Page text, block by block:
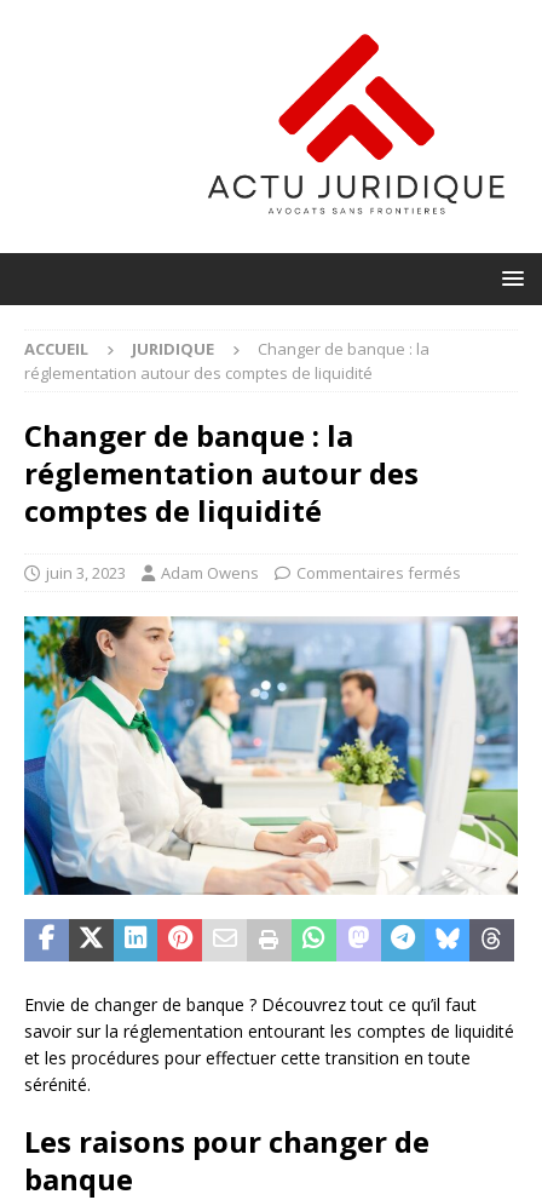
ACCUEIL JURIDIQUE
Changer de banque : la
réglementation autour des comptes de liquidité
Changer de banque : la
réglementation autour des
comptes de liquidité
juin 3, 2023 Adam Owens Commentaires fermés
Envie de changer de banque ? Découvrez tout ce qu’il faut
savoir sur la réglementation entourant les comptes de liquidité
et les procédures pour effectuer cette transition en toute
sérénité.
Les raisons pour changer de
banque